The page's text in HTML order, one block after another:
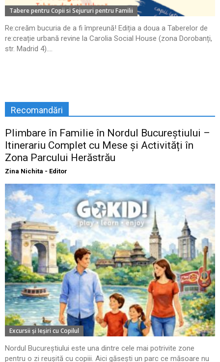
Tabere pentru Copii si Sejururi pentru Familii
Re:creăm bucuria de a fi împreună! Ediția a doua a Taberelor de
re:creație urbană revine la Carolia Social House (zona Dorobanți,
str. Madrid 4)....
Recomandări
Plimbare în Familie în Nordul Bucureștiului –
Itinerariu Complet cu Mese și Activități în
Zona Parcului Herăstrău
Zina Nichita - Editor
Excursii şi Ieşiri cu Copilul
Nordul Bucureștiului este una dintre cele mai potrivite zone
pentru o zi reușită cu copiii. Aici găsești un parc ce măsoare nu